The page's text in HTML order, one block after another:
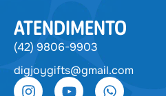
ATENDIMENTO
(42) 9806-9903
digjoygifts@gmail.com